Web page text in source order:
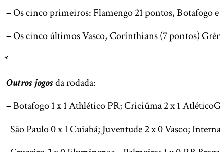
– Os cinco primeiros: Flamengo 21 pontos, Botafogo
– Os cinco últimos Vasco, Corínthians (7 pontos)
*
Outros jogosda rodada:
– Botafogo 1 x 1 Athlético PR; Criciúma 2 x 1
São Paulo 0 x 1 Cuiabá; Juventude 2 x 0 Vasco;